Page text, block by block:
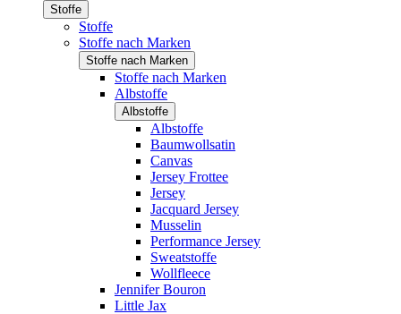
Stoffe
Stoffe
Stoffe nach Marken
Stoffe nach Marken
Stoffe nach Marken
Albstoffe
Albstoffe
Albstoffe
Baumwollsatin
Canvas
Jersey Frottee
Jersey
Jacquard Jersey
Musselin
Performance Jersey
Sweatstoffe
Wollfleece
Jennifer Bouron
Little Jax